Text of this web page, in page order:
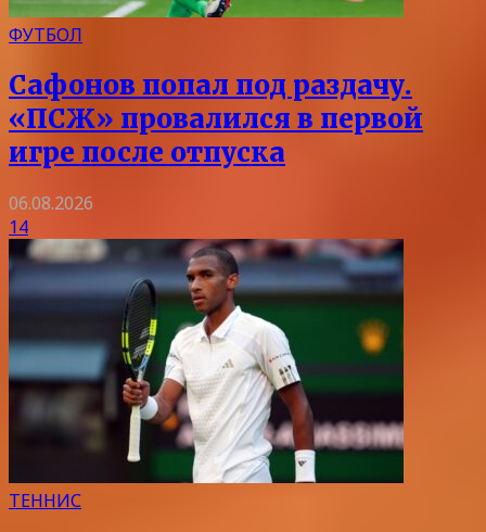
ФУТБОЛ
Сафонов попал под раздачу.
«ПСЖ» провалился в первой
игре после отпуска
06.08.2026
14
ТЕННИС